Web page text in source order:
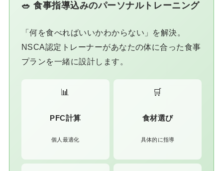
🥗 食事指導込みのパーソナルトレーニング
「何を食べればいいかわからない」を解決。
NSCA認定トレーナーがあなたの体に合った食事
プランを一緒に設計します。
📊
PFC計算
個人最適化
🛒
食材選び
具体的に指導